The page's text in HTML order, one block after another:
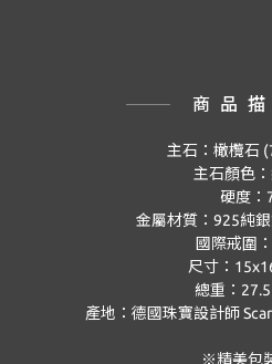
商品描
主石：橄欖石
主石顏色
硬度：
金屬材質： 925純
國際戒圍：
尺寸：
總重： 27.5
產地：德國珠寶設計師
※精美包